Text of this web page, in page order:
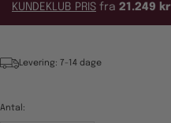
KUNDEKLUB PRIS fra 21.249 kr
Levering: 7-14 dage
Antal: